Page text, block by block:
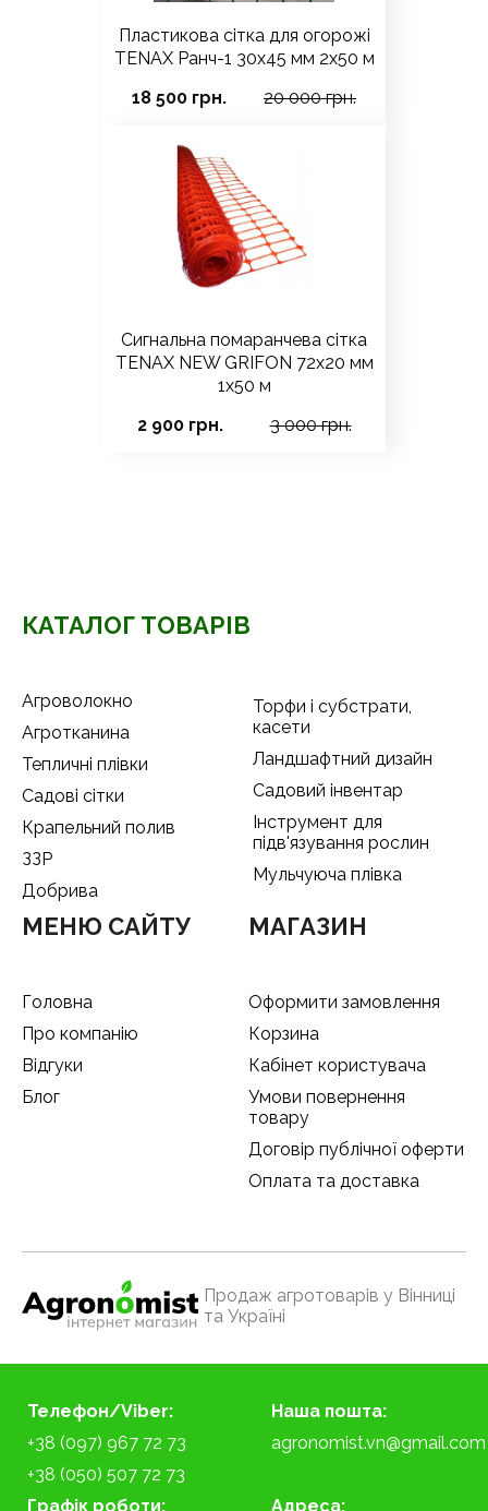
Пластикова сітка для огорожі
TENAX Ранч-1 30х45 мм 2х50 м
18 500 грн.
20 000 грн.
Сигнальна помаранчева сітка
TENAX NEW GRIFON 72х20 мм
1х50 м
2 900 грн.
3 000 грн.
КАТАЛОГ ТОВАРІВ
Агроволокно
Агротканина
Тепличні плівки
Садові сітки
Крапельний полив
ЗЗР
Добрива
Торфи і субстрати,
касети
Ландшафтний дизайн
Садовий інвентар
Інструмент для
підв'язування рослин
Мульчуюча плівка
МЕНЮ САЙТУ
Головна
Про компанію
Відгуки
Блог
МАГАЗИН
Оформити замовлення
Корзина
Кабінет користувача
Умови повернення
товару
Договір публічної оферти
Оплата та доставка
Продаж агротоварів у Вінниці
та Україні
Телефон/Viber:
+38 (097) 967 72 73
+38 (050) 507 72 73
Наша пошта:
agronomist.vn@gmail.com
Графік роботи: Адреса: